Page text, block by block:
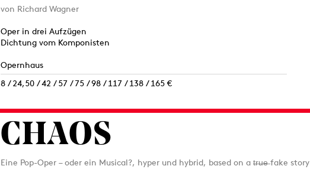
von Richard Wagner
Oper in drei Aufzügen
Dichtung vom Komponisten
Opernhaus
8 / 24,50 / 42 / 57 / 75 / 98 / 117 / 138 / 165 €
CHAOS
Eine Pop-Oper – oder ein Musical?, hyper und hybrid, based on a t̶r̶u̶e̶ fake story